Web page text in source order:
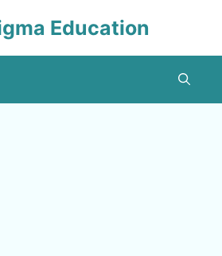
Education